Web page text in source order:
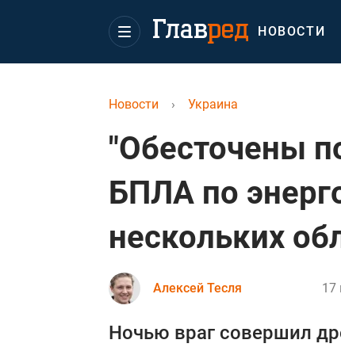
НОВОСТИ
Новости › Украина
"Обесточены
БПЛА по
нескольких
Алексей Тесля 17
Ночью враг совершил